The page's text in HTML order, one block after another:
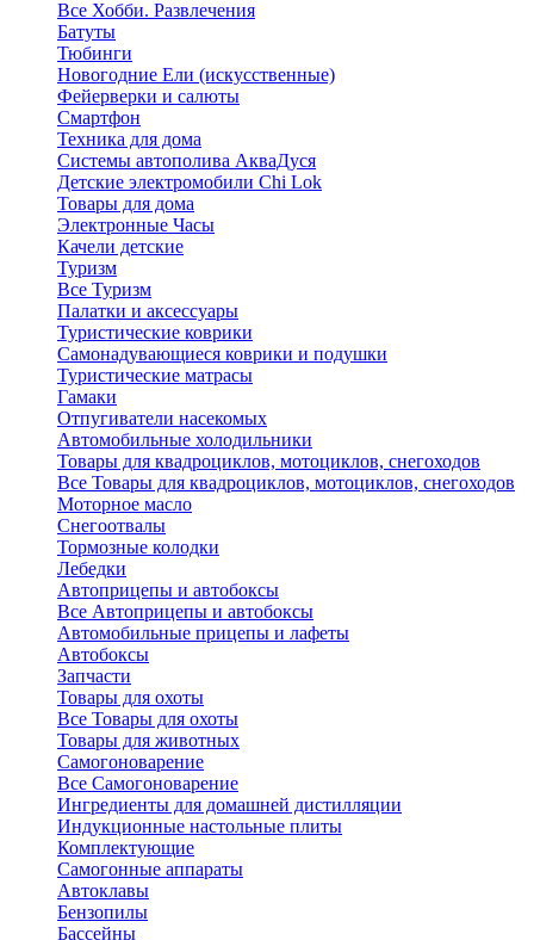
Все Хобби. Развлечения
Батуты
Тюбинги
Новогодние Ели (искусственные)
Фейерверки и салюты
Смартфон
Техника для дома
Системы автополива АкваДуся
Детские электромобили Chi Lok
Товары для дома
Электронные Часы
Качели детские
Туризм
Все Туризм
Палатки и аксессуары
Туристические коврики
Самонадувающиеся коврики и подушки
Туристические матрасы
Гамаки
Отпугиватели насекомых
Автомобильные холодильники
Товары для квадроциклов, мотоциклов, снегоходов
Все Товары для квадроциклов, мотоциклов, снегоходов
Моторное масло
Снегоотвалы
Тормозные колодки
Лебедки
Автоприцепы и автобоксы
Все Автоприцепы и автобоксы
Автомобильные прицепы и лафеты
Автобоксы
Запчасти
Товары для охоты
Все Товары для охоты
Товары для животных
Самогоноварение
Все Самогоноварение
Ингредиенты для домашней дистилляции
Индукционные настольные плиты
Комплектующие
Самогонные аппараты
Автоклавы
Бензопилы
Бассейны